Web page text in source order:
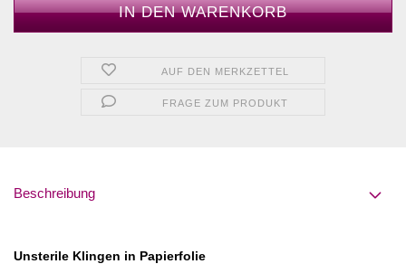
AUF DEN MERKZETTEL
FRAGE ZUM PRODUKT
Beschreibung
Unsterile Klingen in Papierfolie